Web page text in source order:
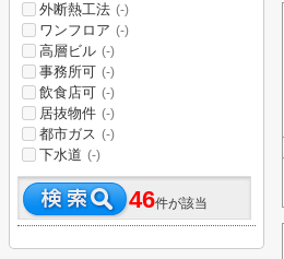
外断熱工法 (-)
ワンフロア (-)
高層ビル (-)
事務所可 (-)
飲食店可 (-)
居抜物件 (-)
都市ガス (-)
下水道 (-)
46件が該当